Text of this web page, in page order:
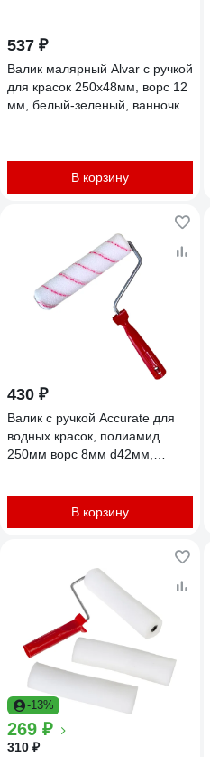
537 ₽
Валик малярный Alvar с ручкой
для красок 250х48мм, ворс 12
мм, белый-зеленый, ванночка
В корзину
430 ₽
Валик с ручкой Accurate для
водных красок, полиамид
250мм ворс 8мм d42мм,
В корзину
-13%
269 ₽
310 ₽